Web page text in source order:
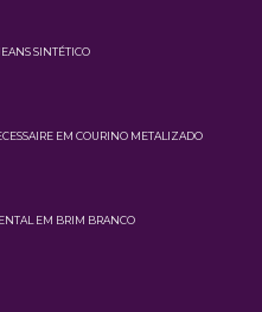
SINTÉTICO
EM COURINO METALIZADO
EM BRIM BRANCO